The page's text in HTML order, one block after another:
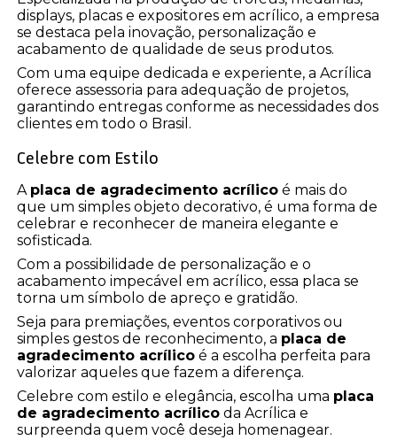
displays, placas e expositores em acrílico, a empresa
se destaca pela inovação, personalização e
acabamento de qualidade de seus produtos.
Com uma equipe dedicada e experiente, a Acrílica
oferece assessoria para adequação de projetos,
garantindo entregas conforme as necessidades dos
clientes em todo o Brasil.
Celebre com Estilo
A placa de agradecimento acrílico é mais do
que um simples objeto decorativo, é uma forma de
celebrar e reconhecer de maneira elegante e
sofisticada.
Com a possibilidade de personalização e o
acabamento impecável em acrílico, essa placa se
torna um símbolo de apreço e gratidão.
Seja para premiações, eventos corporativos ou
simples gestos de reconhecimento, a placa de
agradecimento acrílico é a escolha perfeita para
valorizar aqueles que fazem a diferença.
Celebre com estilo e elegância, escolha uma placa
de agradecimento acrílico da Acrílica e
surpreenda quem você deseja homenagear.